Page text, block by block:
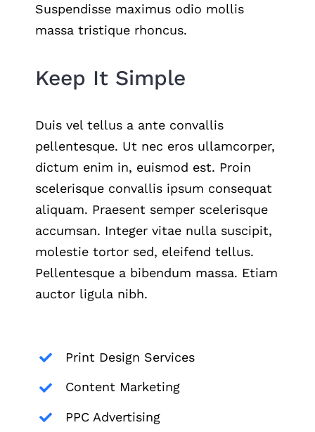
Suspendisse maximus odio mollis
massa tristique rhoncus.
Keep It Simple
Duis vel tellus a ante convallis
pellentesque. Ut nec eros ullamcorper,
dictum enim in, euismod est. Proin
scelerisque convallis ipsum consequat
aliquam. Praesent semper scelerisque
accumsan. Integer vitae nulla suscipit,
molestie tortor sed, eleifend tellus.
Pellentesque a bibendum massa. Etiam
auctor ligula nibh.
Print Design Services
Content Marketing
PPC Advertising